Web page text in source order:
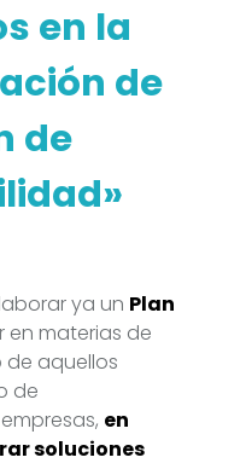
en la
de
de
ya un Plan
en materias de
de aquellos
de
en
soluciones